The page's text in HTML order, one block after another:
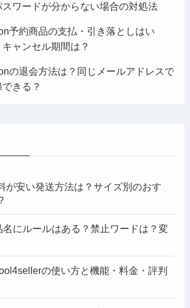
スワードが分からない場合の対処法
予約商品の支払・引き落としはい
ャンセル期間は？
の退会方法は？同じメールアドレスで
きる？
が安い発送方法は？サイズ別のおす
にルールはある？禁止ワードは？変
の使い方と機能・料金・評判